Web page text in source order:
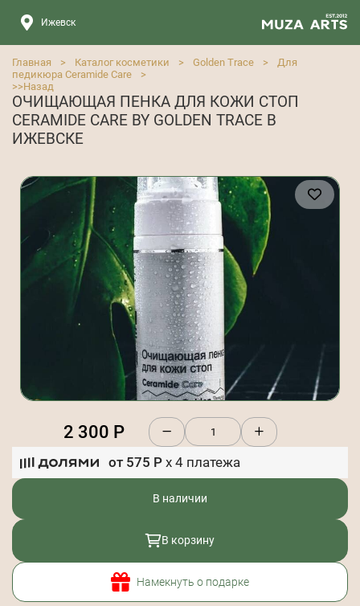
Ижевск
Главная > Каталог косметики > Golden Trace >
Для
педикюра Ceramide Care
>
>>Назад
ОЧИЩАЮЩАЯ ПЕНКА ДЛЯ КОЖИ СТОП
CERAMIDE CARE BY GOLDEN TRACE В
ИЖЕВСКЕ
2 300 Р
от 575 Р x 4 платежа
В наличии
В корзину
Намекнуть о подарке